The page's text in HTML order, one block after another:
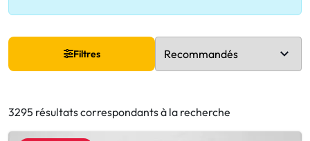
Filtres
3295 résultats correspondants à la recherche